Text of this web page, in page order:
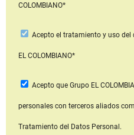
COLOMBIANO*
Acepto el tratamiento y uso del
EL COLOMBIANO*
Acepto que Grupo EL
personales con terceros aliados
Tratamiento del Datos Personal.